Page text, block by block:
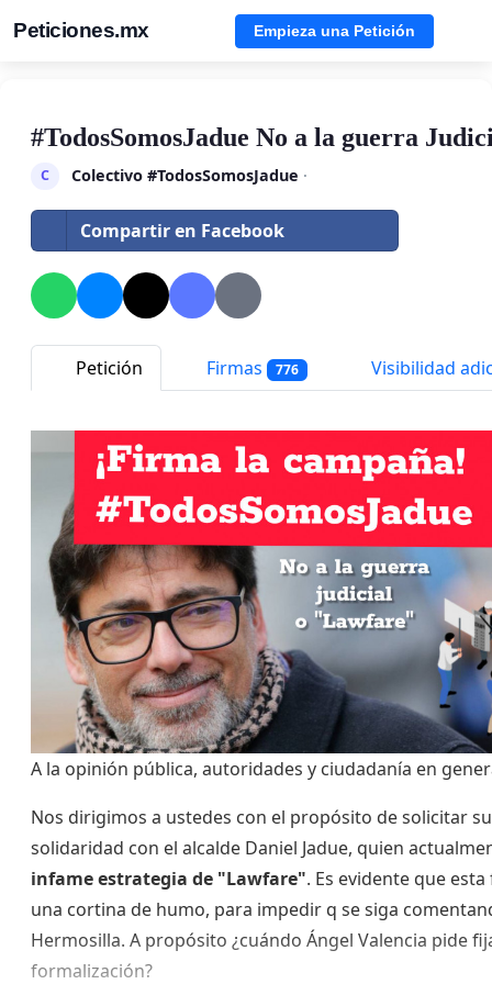
Peticiones.mx Empieza una Petición
#TodosSomosJadue No a la guerra
C Colectivo #TodosSomosJadue ·
Compartir en Facebook
Petición Firmas 776 Visibilidad
A la opinión pública, autoridades y ciudadanía en
Nos dirigimos a ustedes con el propósito de solicitar
solidaridad con el alcalde Daniel Jadue, quien
infame estrategia de "Lawfare". Es evidente que
una cortina de humo, para impedir q se siga
Hermosilla. A propósito ¿cuándo Ángel Valencia pide
formalización?